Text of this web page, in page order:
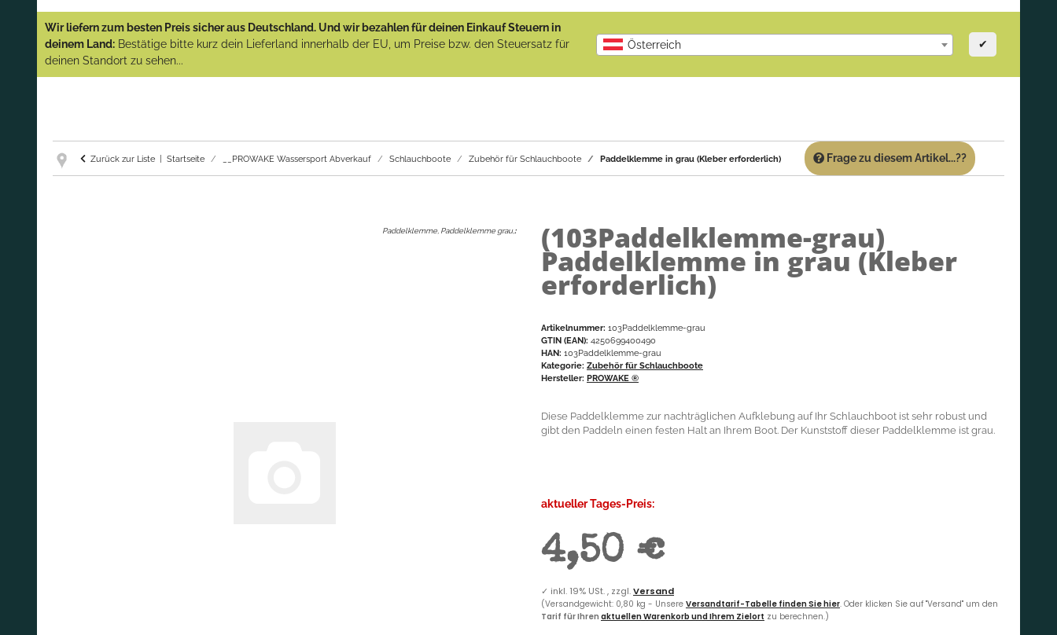
(Abverkauf)!
GARANTIE UND SERVICE:
Wir liefern zum besten Preis sicher aus Deutschland. Und wir bezahlen für deinen Einkauf Steuern in
deinem Land: Bestätige bitte kurz dein Lieferland innerhalb der EU, um Preise bzw. den Steuersatz für
deinen Standort zu sehen...
Österreich ✔
Zurück zur Liste Startseite __PROWAKE Wassersport Abverkauf Schlauchboote Zubehör für Schlauchboote Paddelklemme in grau (Kleber erforderlich) Frage zu diesem Artikel...??
Paddelklemme, Paddelklemme grau,: (103Paddelklemme-grau)
Paddelklemme in grau (Kleber
erforderlich)
Artikelnummer: 103Paddelklemme-grau
GTIN (EAN): 4250699400490
HAN: 103Paddelklemme-grau
Kategorie: Zubehör für Schlauchboote
Hersteller: PROWAKE ®
Diese Paddelklemme zur nachträglichen Aufklebung auf Ihr Schlauchboot ist sehr robust und
gibt den Paddeln einen festen Halt an Ihrem Boot. Der Kunststoff dieser Paddelklemme ist grau.
aktueller Tages-Preis:
4,50 €
✓ inkl. 19% USt. , zzgl.Versand
(Versandgewicht: 0,80 kg - Unsere Versandtarif-Tabelle finden Sie hier. Oder klicken Sie auf "Versand" um den
Tarif für Ihren aktuellen Warenkorb und Ihrem Zielort zu berechnen.)